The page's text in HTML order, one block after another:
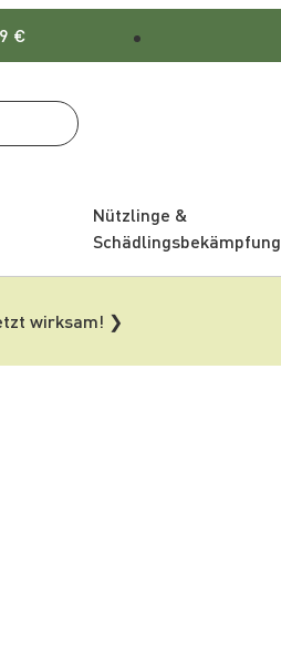
€
Nützlinge &
Schädlingsbekämpfung
wirksam! ❯